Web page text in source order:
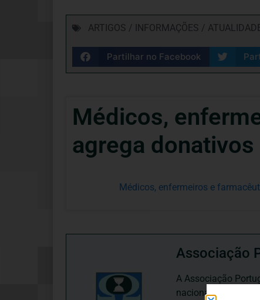
ARTIGOS / INFORMAÇÕES /
Partilhar no Facebook
Médicos,
agrega donativos
Médicos, enfermeiros e
Associação
A Associação
nacional, dedica-